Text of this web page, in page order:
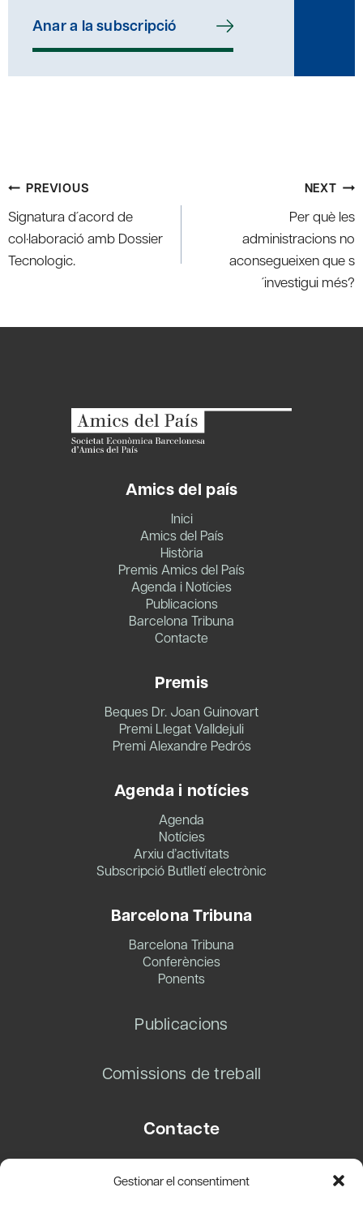
Gestionar el consentiment
Anar a la subscripció
Post
navigation
PREVIOUS
Signatura d´acord de
col·laboració amb Dossier
Tecnologic.
NEXT
Per què les
administracions no
aconsegueixen que s
´investigui més?
Amics del país
Inici
Amics del País
Història
Premis Amics del País
Agenda i Notícies
Publicacions
Barcelona Tribuna
Contacte
Premis
Beques Dr. Joan Guinovart
Premi Llegat Valldejuli
Premi Alexandre Pedrós
Agenda i notícies
Agenda
Notícies
Arxiu d’activitats
Subscripció Butlletí electrònic
Barcelona Tribuna
Barcelona Tribuna
Conferències
Ponents
Publicacions
Comissions de treball
Contacte
08003 Barcelona